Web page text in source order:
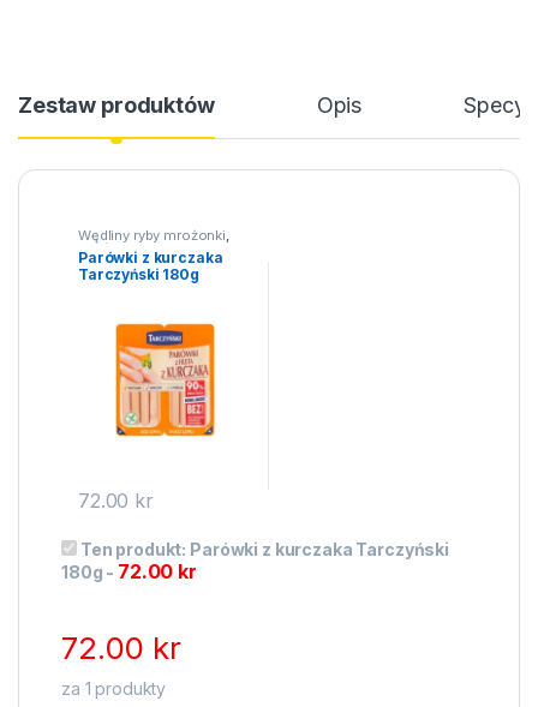
Zestaw produktów Opis
Wędliny ryby mrożonki,
Parówki
Parówki z kurczaka
Tarczyński 180g
72.00 kr
Ten produkt: Parówki z kurczaka Tarczyński
180g - 72.00 kr
72.00 kr
za 1 produkty